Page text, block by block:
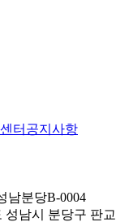
터 공지사항
남분당B-0004
성남시 분당구 판